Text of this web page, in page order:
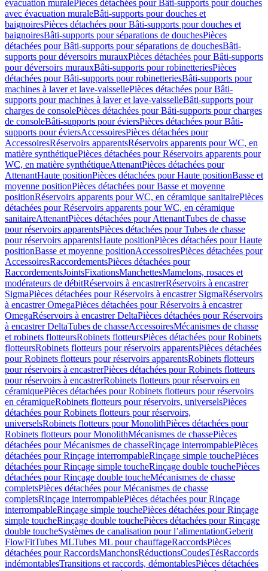
évacuation muralePièces détachées pour Bâti-supports pour douches
avec évacuation muraleBâti-supports pour douches et
baignoiresPièces détachées pour Bâti-supports pour douches et
baignoiresBâti-supports pour séparations de douchesPièces
détachées pour Bâti-supports pour séparations de douchesBâti-
supports pour déversoirs murauxPièces détachées pour Bâti-supports
pour déversoirs murauxBâti-supports pour robinetteriesPièces
détachées pour Bâti-supports pour robinetteriesBâti-supports pour
machines à laver et lave-vaissellePièces détachées pour Bâti-
supports pour machines à laver et lave-vaisselleBâti-supports pour
charges de consolePièces détachées pour Bâti-supports pour charges
de consoleBâti-supports pour éviersPièces détachées pour Bâti-
supports pour éviersAccessoiresPièces détachées pour
AccessoiresRéservoirs apparentsRéservoirs apparents pour WC, en
matière synthétiquePièces détachées pour Réservoirs apparents pour
WC, en matière synthétiqueAttenantPièces détachées pour
AttenantHaute positionPièces détachées pour Haute positionBasse et
moyenne positionPièces détachées pour Basse et moyenne
positionRéservoirs apparents pour WC, en céramique sanitairePièces
détachées pour Réservoirs apparents pour WC, en céramique
sanitaireAttenantPièces détachées pour AttenantTubes de chasse
pour réservoirs apparentsPièces détachées pour Tubes de chasse
pour réservoirs apparentsHaute positionPièces détachées pour Haute
positionBasse et moyenne positionAccessoiresPièces détachées pour
AccessoiresRaccordementsPièces détachées pour
RaccordementsJointsFixationsManchettesMamelons, rosaces et
modérateurs de débitRéservoirs à encastrerRéservoirs à encastrer
SigmaPièces détachées pour Réservoirs à encastrer SigmaRéservoirs
à encastrer OmegaPièces détachées pour Réservoirs à encastrer
OmegaRéservoirs à encastrer DeltaPièces détachées pour Réservoirs
à encastrer DeltaTubes de chasseAccessoiresMécanismes de chasse
et robinets flotteursRobinets flotteursPièces détachées pour Robinets
flotteursRobinets flotteurs pour réservoirs apparentsPièces détachées
pour Robinets flotteurs pour réservoirs apparentsRobinets flotteurs
pour réservoirs à encastrerPièces détachées pour Robinets flotteurs
pour réservoirs à encastrerRobinets flotteurs pour réservoirs en
céramiquePièces détachées pour Robinets flotteurs pour réservoirs
en céramiqueRobinets flotteurs pour réservoirs, universelsPièces
détachées pour Robinets flotteurs pour réservoirs,
universelsRobinets flotteurs pour MonolithPièces détachées pour
Robinets flotteurs pour MonolithMécanismes de chassePièces
détachées pour Mécanismes de chasseRinçage interrompablePièces
détachées pour Rinçage interrompableRinçage simple touchePièces
détachées pour Rinçage simple toucheRinçage double touchePièces
détachées pour Rinçage double toucheMécanismes de chasse
completsPièces détachées pour Mécanismes de chasse
completsRinçage interrompablePièces détachées pour Rinçage
interrompableRinçage simple touchePièces détachées pour Rinçage
simple toucheRinçage double touchePièces détachées pour Rinçage
double toucheSystèmes de canalisation pour l’alimentationGeberit
FlowFitTubes MLTubes ML pour chauffageRaccordsPièces
détachées pour RaccordsManchonsRéductionsCoudesTésRaccords
indémontablesTransitions et raccords, démontablesPièces détachées